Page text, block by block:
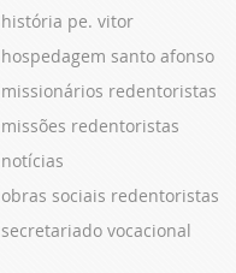
história pe. vitor
hospedagem santo afonso
missionários redentoristas
missões redentoristas
notícias
obras sociais redentoristas
secretariado vocacional